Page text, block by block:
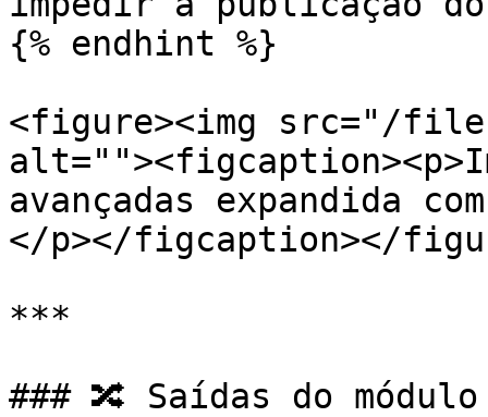
{% endhint %}
<figure><img src="/files/
avançadas expandida
</p></figcaption></
***
### 🔀 Saídas do módulo